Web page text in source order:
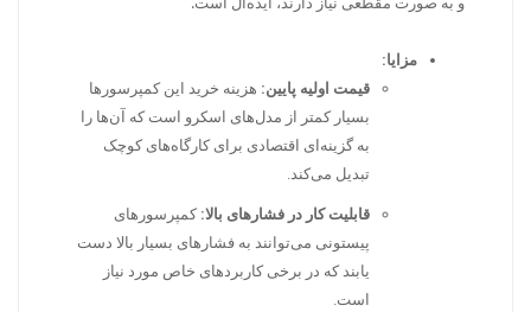
مزایا:
قیمت اولیه پایین: هزینه خرید این کمپرسورها
بسیار کمتر از مدل‌های اسکرو است که آن‌ها را
به گزینه‌ای اقتصادی برای کارگاه‌های کوچک
تبدیل می‌کند.
قابلیت کار در فشارهای بالا: کمپرسورهای
پیستونی می‌توانند به فشارهای بسیار بالا دست
یابند که در برخی کاربردهای خاص مورد نیاز
است.